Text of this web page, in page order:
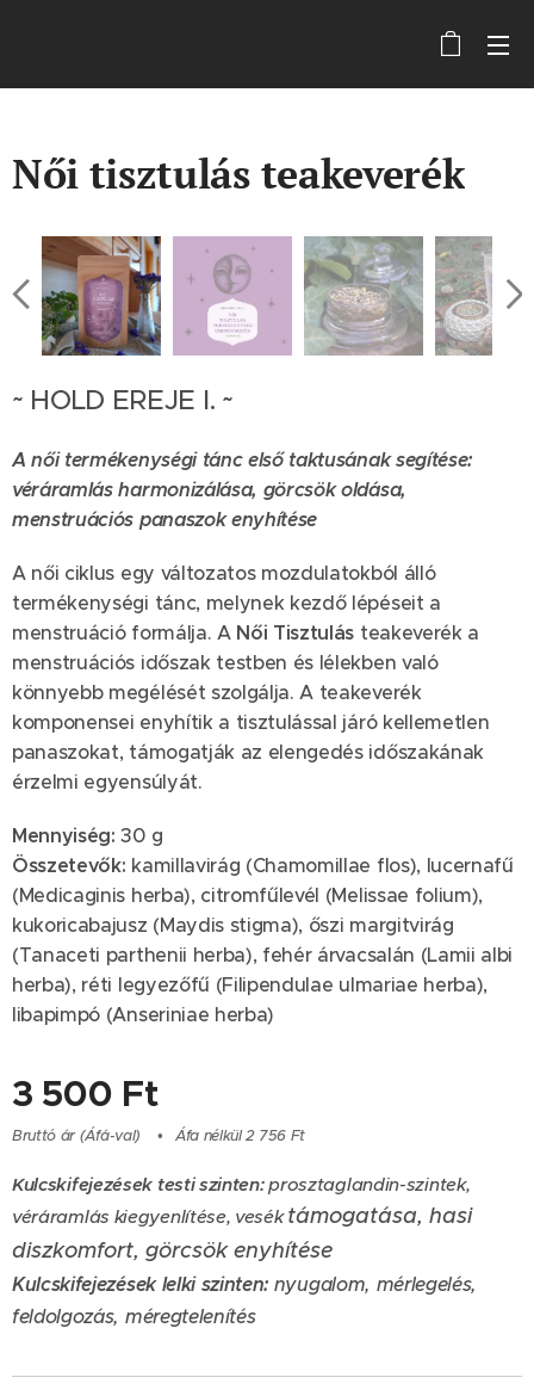
Női tisztulás teakeverék
~ HOLD EREJE I. ~
A női termékenységi tánc első taktusának segítése:
véráramlás harmonizálása, görcsök oldása,
menstruációs panaszok enyhítése
A női ciklus egy változatos mozdulatokból álló
termékenységi tánc, melynek kezdő lépéseit a
menstruáció formálja. A Női Tisztulás teakeverék a
menstruációs időszak testben és lélekben való
könnyebb megélését szolgálja. A teakeverék
komponensei enyhítik a tisztulással járó kellemetlen
panaszokat, támogatják az elengedés időszakának
érzelmi egyensúlyát.
Mennyiség: 30 g
Összetevők: kamillavirág (Chamomillae flos), lucernafű
(Medicaginis herba), citromfűlevél (Melissae folium),
kukoricabajusz (Maydis stigma), őszi margitvirág
(Tanaceti parthenii herba), fehér árvacsalán (Lamii albi
herba), réti legyezőfű (Filipendulae ulmariae herba),
libapimpó (Anseriniae herba)
3 500 Ft
Bruttó ár (Áfá-val) Áfa nélkül 2 756 Ft
Kulcskifejezések testi szinten:prosztaglandin-szintek,
véráramlás kiegyenlítése, veséktámogatása, hasi
diszkomfort, görcsök enyhítése
Kulcskifejezések lelki szinten: nyugalom, mérlegelés,
feldolgozás, méregtelenítés